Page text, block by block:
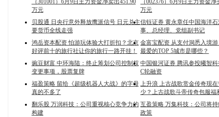
（301001）6月9日主力资金净卖出451.90
万元
（002376）6月9日主力资金净
万元
贝股通 日央行意外释放鹰派信号 日元兑主
要货币全线走强
信钰证券 黄永章任中国海洋
事、总经理、党组副书记
鸿岳资本配资 怕游玩体验大打折扣？北京
好评前十的旅行社让你的旅行一路开挂！
金富宝配资 从支付洞悉入境
最爱的TOP 5城市是哪些？
豌豆财富 中环海陆：终止筹划公司控制权
变更事项，股票复牌
中国银河证券 腾讯参投曦智
C轮融资
福盈策略 留给《超级机器人大战》的字母
真的不多了
上升浪 上古战歌赏金传奇现
少？上古战歌斗帝传奇包服福
翻乐股 万润科技：公司重视核心竞争力的
构建
互盈策略 万集科技：公司将
政策